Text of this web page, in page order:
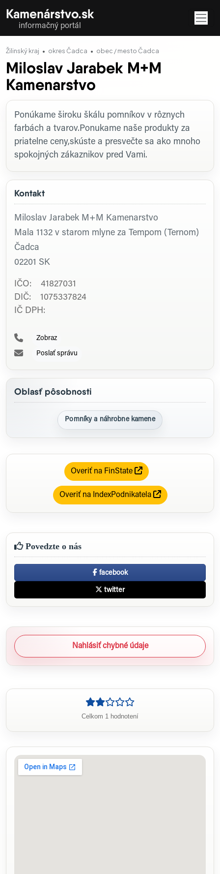
Kamenárstvo.sk
informačný portál
Žilinský kraj okres Čadca obec / mesto Čadca
Miloslav Jarabek M+M
Kamenarstvo
Kontakt
Miloslav Jarabek M+M Kamenarstvo
Mala 1132 v starom mlyne za Tempom (Ternom)
Čadca
02201 SK
IČO: 41827031
DIČ: 1075337824
IČ DPH:
Zobraz
Poslať správu
Oblasť pôsobnosti
Pomníky a náhrobne kamene
Overiť na FinState
Overiť na IndexPodnikatela
Povedzte o nás
facebook
twitter
Nahlásiť chybné údaje
Profil firmy
Ponúkame široku škálu pomníkov v rôznych
farbách a tvarov.Ponukame naše produkty za
priatelne ceny,skúste a presvečte sa ako mnoho
spokojných zákaznikov pred Vami.
Celkom 1 hodnotení